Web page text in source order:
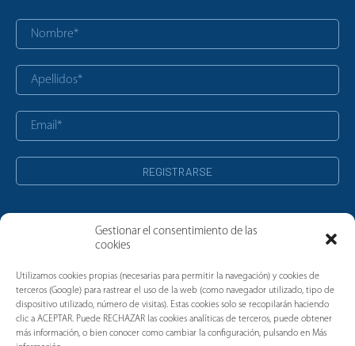
Gestionar el consentimiento de las
cookies
Utilizamos cookies propias (necesarias para permitir la navegación) y cookies de
terceros (Google) para rastrear el uso de la web (como navegador utilizado, tipo de
dispositivo utilizado, número de visitas). Estas cookies solo se recopilarán haciendo
clic a ACEPTAR. Puede RECHAZAR las cookies analíticas de terceros, puede obtener
más información, o bien conocer como cambiar la configuración, pulsando en Más
Noticias